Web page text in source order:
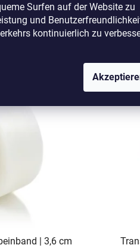
Surfen auf der Website zu
und
kontinuierlich zu
| 3,6 cm